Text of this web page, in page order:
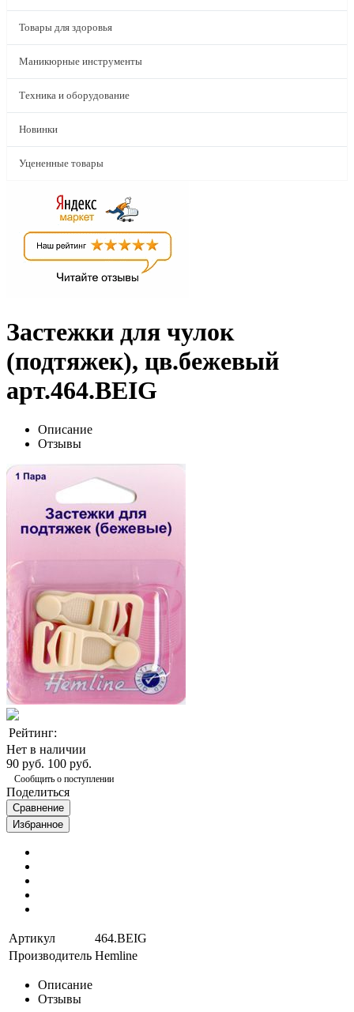
Товары для здоровья
Маникюрные инструменты
Техника и оборудование
Новинки
Уцененные товары
Застежки для чулок
(подтяжек), цв.бежевый
арт.464.BEIG
Описание
Отзывы
Рейтинг:
Нет в наличии
90 руб. 100 руб.
Сообщить о поступлении
Поделиться
Сравнение
Избранное
Артикул
464.BEIG
Производитель Hemline
Описание
Отзывы